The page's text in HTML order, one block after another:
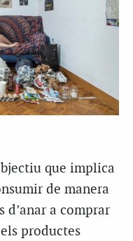
que implica
de manera
d’anar a comprar
productes